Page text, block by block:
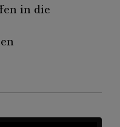
in die